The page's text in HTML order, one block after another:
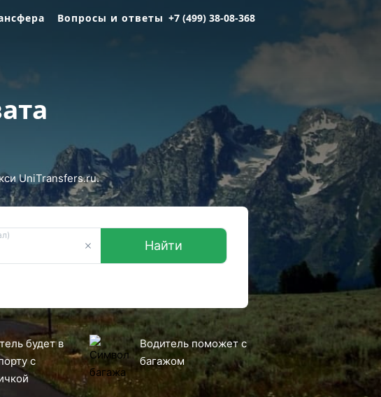
Вопросы и ответы +7 (499) 38-08-368
UniTransfers.ru.
Найти
будет в
с
Водитель поможет с
багажом